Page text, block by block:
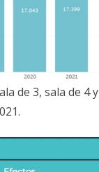
de 3, sala de 4 y